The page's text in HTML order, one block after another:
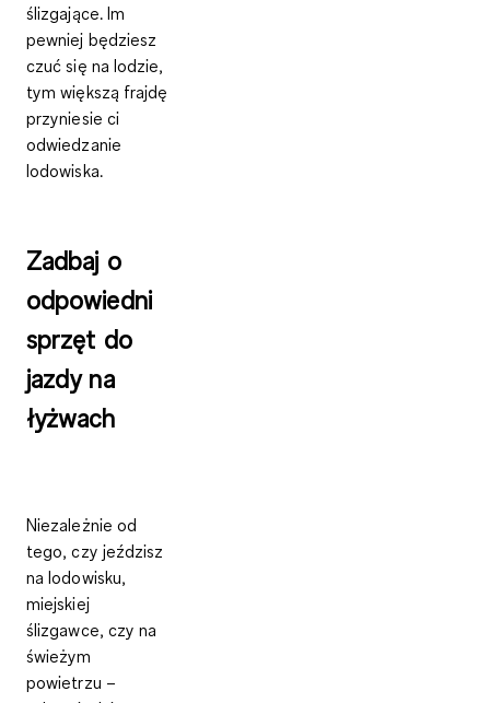
ślizgające. Im
pewniej będziesz
czuć się na lodzie,
tym większą frajdę
przyniesie ci
odwiedzanie
lodowiska.
Zadbaj o
odpowiedni
sprzęt do
jazdy na
łyżwach
Niezależnie od
tego, czy jeździsz
na lodowisku,
miejskiej
ślizgawce, czy na
świeżym
powietrzu –